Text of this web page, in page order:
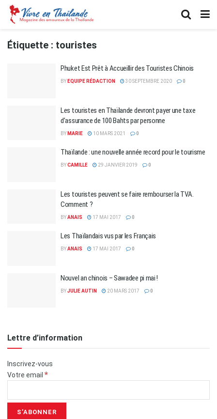
Étiquette : touristes
Phuket Est Prêt à Accueillir des Touristes Chinois
BY EQUIPE RÉDACTION 30 SEPTEMBRE 2020 0
Les touristes en Thaïlande devront payer une taxe
d’assurance de 100 Bahts par personne
BY MARIE 10 MARS 2021 0
Thaïlande : une nouvelle année record pour le tourisme
BYCAMILLE 29 JANVIER 2019 0
Les touristes peuvent se faire rembourser la TVA.
Comment ?
BYANAIS 17 MAI 2017 0
Les Thaïlandais vus par les Français
BYANAIS 17 MAI 2017 0
Nouvel an chinois – Sawadee pi mai !
BYJULIE AUTIN 20 MARS 2017 0
Lettre d’information
Inscrivez-vous
Votre email *